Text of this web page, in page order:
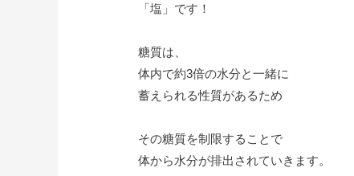
「塩」です！
糖質は、
体内で約3倍の水分と一緒に
蓄えられる性質があるため
その糖質を制限することで
体から水分が排出されていきます。